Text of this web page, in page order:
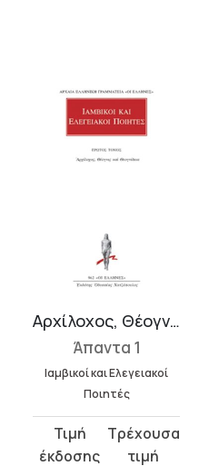
Αρχίλοχος, Θέογνις και Θεογνίδεια
Άπαντα 1
Ιαμβικοί και Ελεγειακοί
Ποιητές
Original
price
τρέχουσα